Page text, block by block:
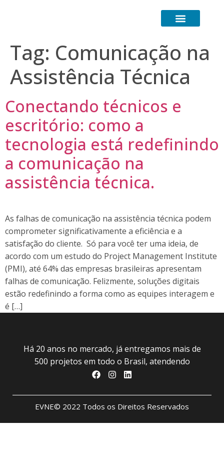
Tag: Comunicação na
Assistência Técnica
Conectando técnicos e
escritório: como a
tecnologia está redefinindo
a comunicação na
assistência técnica.
As falhas de comunicação na assistência técnica podem
comprometer significativamente a eficiência e a
satisfação do cliente. Só para você ter uma ideia, de
acordo com um estudo do Project Management Institute
(PMI), até 64% das empresas brasileiras apresentam
falhas de comunicação. Felizmente, soluções digitais
estão redefinindo a forma como as equipes interagem e
é […]
Há 20 anos no mercado, já entregamos mais de
500 projetos em todo o Brasil, atendendo
EVNE© 2022 Todos os Direitos Reservados